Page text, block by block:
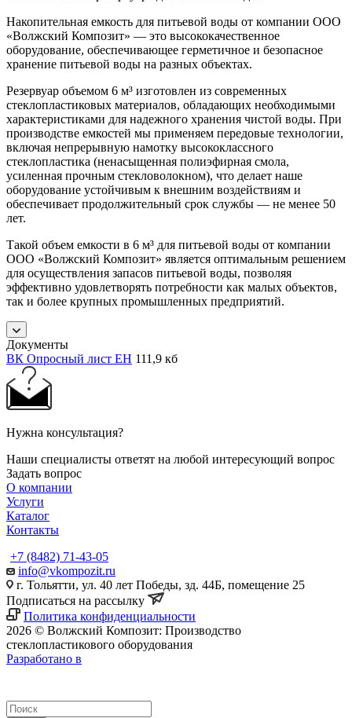
Накопительная емкость для питьевой воды от компании ООО
«Волжский Композит» — это высококачественное
оборудование, обеспечивающее герметичное и безопасное
хранение питьевой воды на разных объектах.
Резервуар объемом 6 м³ изготовлен из современных
стеклопластиковых материалов, обладающих необходимыми
характеристиками для надежного хранения чистой воды. При
производстве емкостей мы применяем передовые технологии,
включая непрерывную намотку высококлассного
стеклопластика (ненасыщенная полиэфирная смола,
усиленная прочным стекловолокном), что делает наше
оборудование устойчивым к внешним воздействиям и
обеспечивает продолжительный срок службы — не менее 50
лет.
Такой объем емкости в 6 м³ для питьевой воды от компании
ООО «Волжский Композит» является оптимальным решением
для осуществления запасов питьевой воды, позволяя
эффективно удовлетворять потребности как малых объектов,
так и более крупных промышленных предприятий.
Документы
ВК Опросный лист ЕН 111,9 кб
Нужна консультация?
Наши специалисты ответят на любой интересующий вопрос
Задать вопрос
О компании
Услуги
Каталог
Контакты
+7 (8482) 71-43-05
info@vkompozit.ru
г. Тольятти, ул. 40 лет Победы, зд. 44Б, помещение 25
Подписаться на рассылку
Политика конфиденциальности
2026 © Волжский Композит: Производство
стеклопластикового оборудования
Разработано в